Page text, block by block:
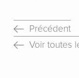
Précédent
Voir toutes